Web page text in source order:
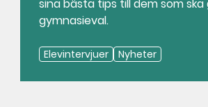
sina bästa tips till dem som
gymnasieval.
Elevintervjuer Nyheter